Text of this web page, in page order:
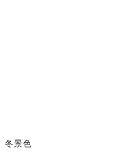
冬景色